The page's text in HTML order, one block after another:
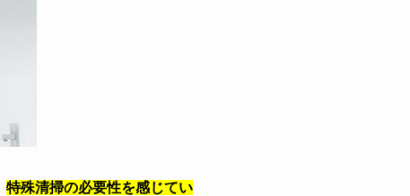
特殊清掃の必要性を感じてい